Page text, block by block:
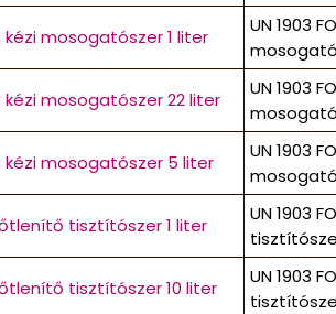
mosogatószer 1 liter
UN 1903
mosogatószer 22 liter
UN 1903
mosogatószer 5 liter
UN 1903
tisztítószer 1 liter
UN 1903
tisztítószer 10 liter
UN 1903